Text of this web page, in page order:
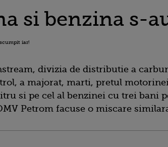
si benzina s-
divizia de distributie a
a majorat, marti, pretul
si pe cel al benzinei cu trei bani
Petrom facuse o miscare